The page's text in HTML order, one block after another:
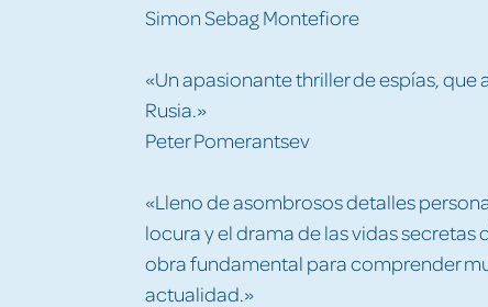
Simon Sebag Montefiore
«Un apasionante thriller de espías, que
Rusia.»
Peter Pomerantsev
«Lleno de asombrosos detalles
locura y el drama de las vidas
obra fundamental para comprender
actualidad.»